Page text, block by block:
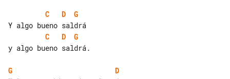
C D
G
C
D
G
y algo bueno saldrá.
G
D